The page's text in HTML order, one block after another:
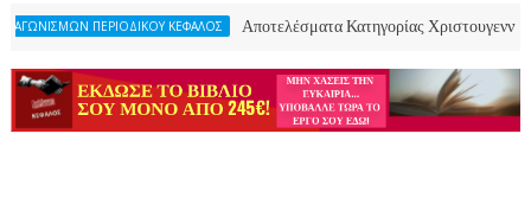
ΚΕΦΑΛΟΣ Αποτελέσματα Κατηγορίας Χριστουγεννιάτικου